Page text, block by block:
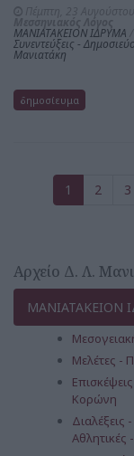
ΜΑΝΙΑΤΑΚΕΙΟΝ ΙΔΡΥΜΑ
Συνεντεύξεις -
Μανιατάκη
δημοσίευμα
1 2 3
Αρχείο Δ. Λ.
ΜΑΝΙΑΤΑΚΕΙΟΝ
Μελέτες -
Κορώνη
Διαλέξεις
Αθλητικές